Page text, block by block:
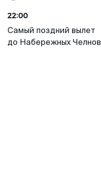
22:00
Самый поздний вылет
до Набережных Челнов